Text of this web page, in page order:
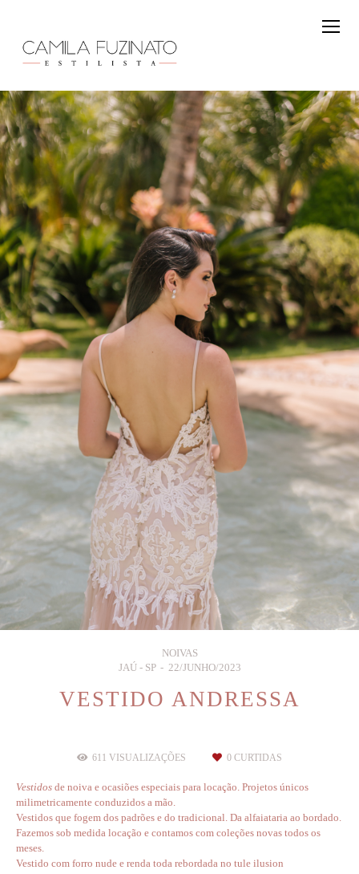
NOIVAS
JAÚ - SP
22/JUNHO/2023
VESTIDO ANDRESSA
611 VISUALIZAÇÕES 0 CURTIDAS
Vestidos de noiva e ocasiões especiais para locação. Projetos únicos
milimetricamente conduzidos a mão.
Vestidos que fogem dos padrões e do tradicional. Da alfaiataria ao bordado.
Fazemos sob medida locação e contamos com coleções novas todos os
meses.
Vestido com forro nude e renda toda rebordada no tule ilusion